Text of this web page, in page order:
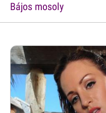
Bájos mosoly